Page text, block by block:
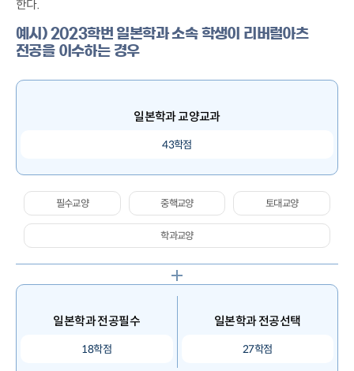
한다.
예시) 2023학번 일본학과 소속 학생이 리버럴아츠
전공을 이수하는 경우
일본학과 교양교과
43학점
필수교양 중핵교양 토대교양
학과교양
일본학과 전공필수
18학점
일본학과 전공선택
27학점